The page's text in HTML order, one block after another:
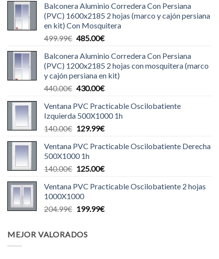
Balconera Aluminio Corredera Con Persiana
(PVC) 1600x2185 2 hojas (marco y cajón persiana
en kit) Con Mosquitera
499.99€ El
original
era:
499.99€.
485.00€El
actual
es:
485.00€.
Balconera Aluminio Corredera Con Persiana
(PVC) 1200x2185 2 hojas con mosquitera (marco
y cajón persiana en kit)
440.00€ El
original
era:
440.00€.
430.00€El
actual
es:
430.00€.
Ventana PVC Practicable Oscilobatiente
Izquierda 500X1000 1h
140.00€ El
original
era:
140.00€.
129.99€El
actual
129.99€.
Ventana PVC Practicable Oscilobatiente Derecha
500X1000 1h
140.00€ El
original
era:
140.00€.
125.00€El
actual
125.00€.
Ventana PVC Practicable Oscilobatiente 2 hojas
1000X1000
204.99€ El
era:
199.99€El
MEJOR VALORADOS